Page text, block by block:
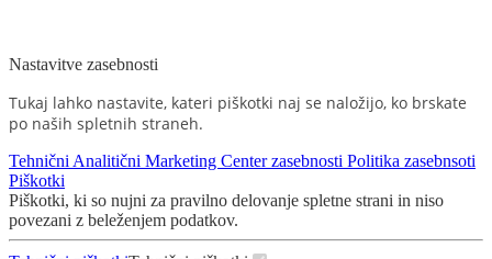
Nastavitve zasebnosti
Tukaj lahko nastavite, kateri piškotki naj se naložijo, ko brskate
po naših spletnih straneh.
Tehnični Analitični Marketing Center zasebnosti Politika zasebnsoti
Piškotki
Piškotki, ki so nujni za pravilno delovanje spletne strani in niso
povezani z beleženjem podatkov.